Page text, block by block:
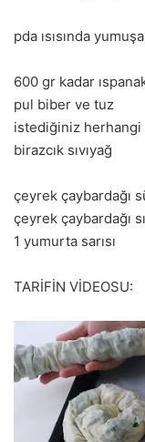
pda ısısında
600 gr kadar
pul biber ve tuz
istediğiniz
birazcık sıvıyağ
çeyrek çaybardağı
çeyrek çaybardağı
1 yumurta sarısı
TARİFİN VİDEOSU: